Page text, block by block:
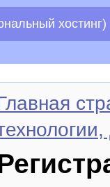
хостинг)